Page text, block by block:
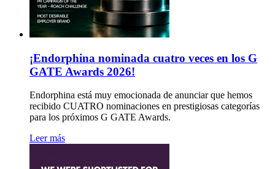
¡Endorphina nominada cuatro veces en los G
GATE Awards 2026!
Endorphina está muy emocionada de anunciar que hemos
recibido CUATRO nominaciones en prestigiosas categorías
para los próximos G GATE Awards.
Leer más